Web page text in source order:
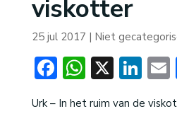
viskotter
25 jul 2017 | Niet
Facebook
X
Urk – In het ruim van de